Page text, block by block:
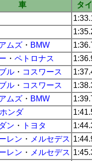
車
タ
ムズ ・ BMW
・ ペトロナス
ル ・ コスワース
ル ・ コスワース
ムズ ・ BMW
ホンダ
ン ・ トヨタ
レン ・ メルセデス
レン ・ メルセデス